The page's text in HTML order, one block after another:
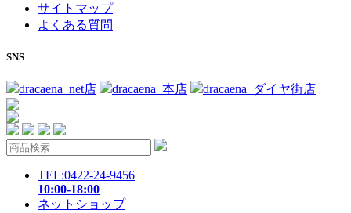
サイトマップ
よくある質問
SNS
dracaena_net店 dracaena_本店 dracaena_ダイヤ街店
TEL:0422-24-9456
10:00-18:00
ネットショップ